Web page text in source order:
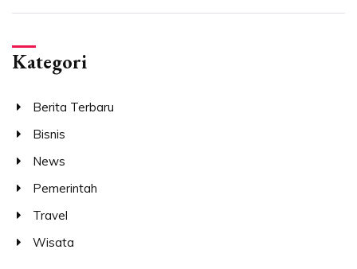
Kategori
Berita Terbaru
Bisnis
News
Pemerintah
Travel
Wisata